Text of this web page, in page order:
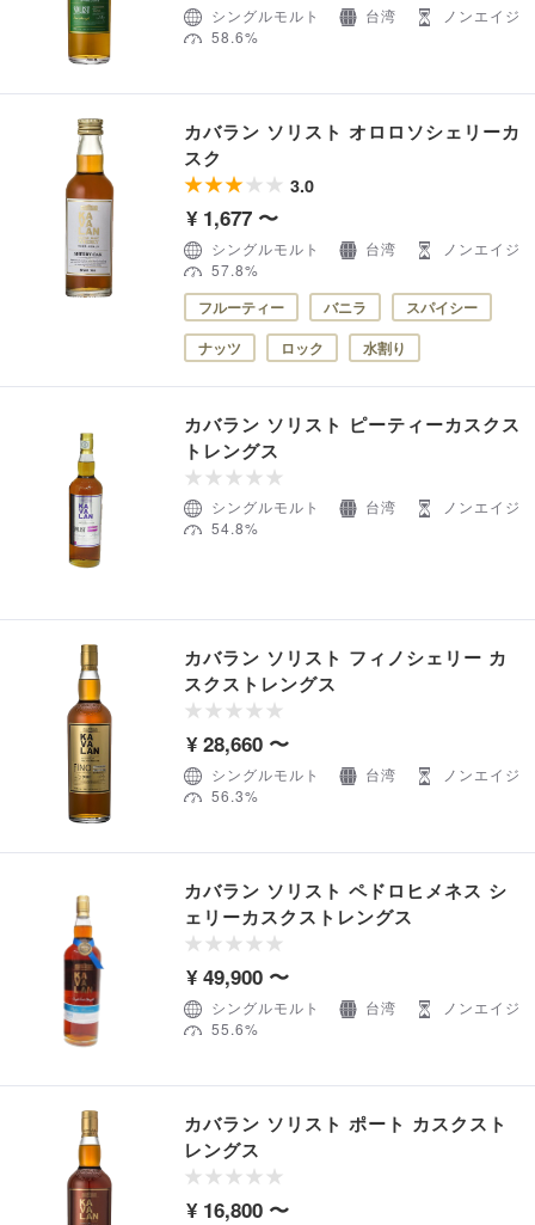
シングルモルト 台湾
ノンエイジ
58.6%
カバラン ソリスト オロロソシェリーカ
スク
3.0
¥ 1,677 〜
シングルモルト 台湾
ノンエイジ
57.8%
フルーティー バニラ
スパイシー
ナッツ
ロック 水割り
カバラン ソリスト ピーティーカスクス
トレングス
シングルモルト 台湾
ノンエイジ
54.8%
カバラン ソリスト フィノシェリー カ
スクストレングス
¥ 28,660 〜
シングルモルト 台湾
ノンエイジ
56.3%
カバラン ソリスト ペドロヒメネス シ
ェリーカスクストレングス
¥ 49,900 〜
シングルモルト 台湾
ノンエイジ
55.6%
カバラン ソリスト ポート カスクスト
レングス
¥ 16,800 〜